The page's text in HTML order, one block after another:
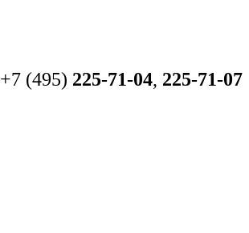
+7 (495) 225-71-04, 225-71-07